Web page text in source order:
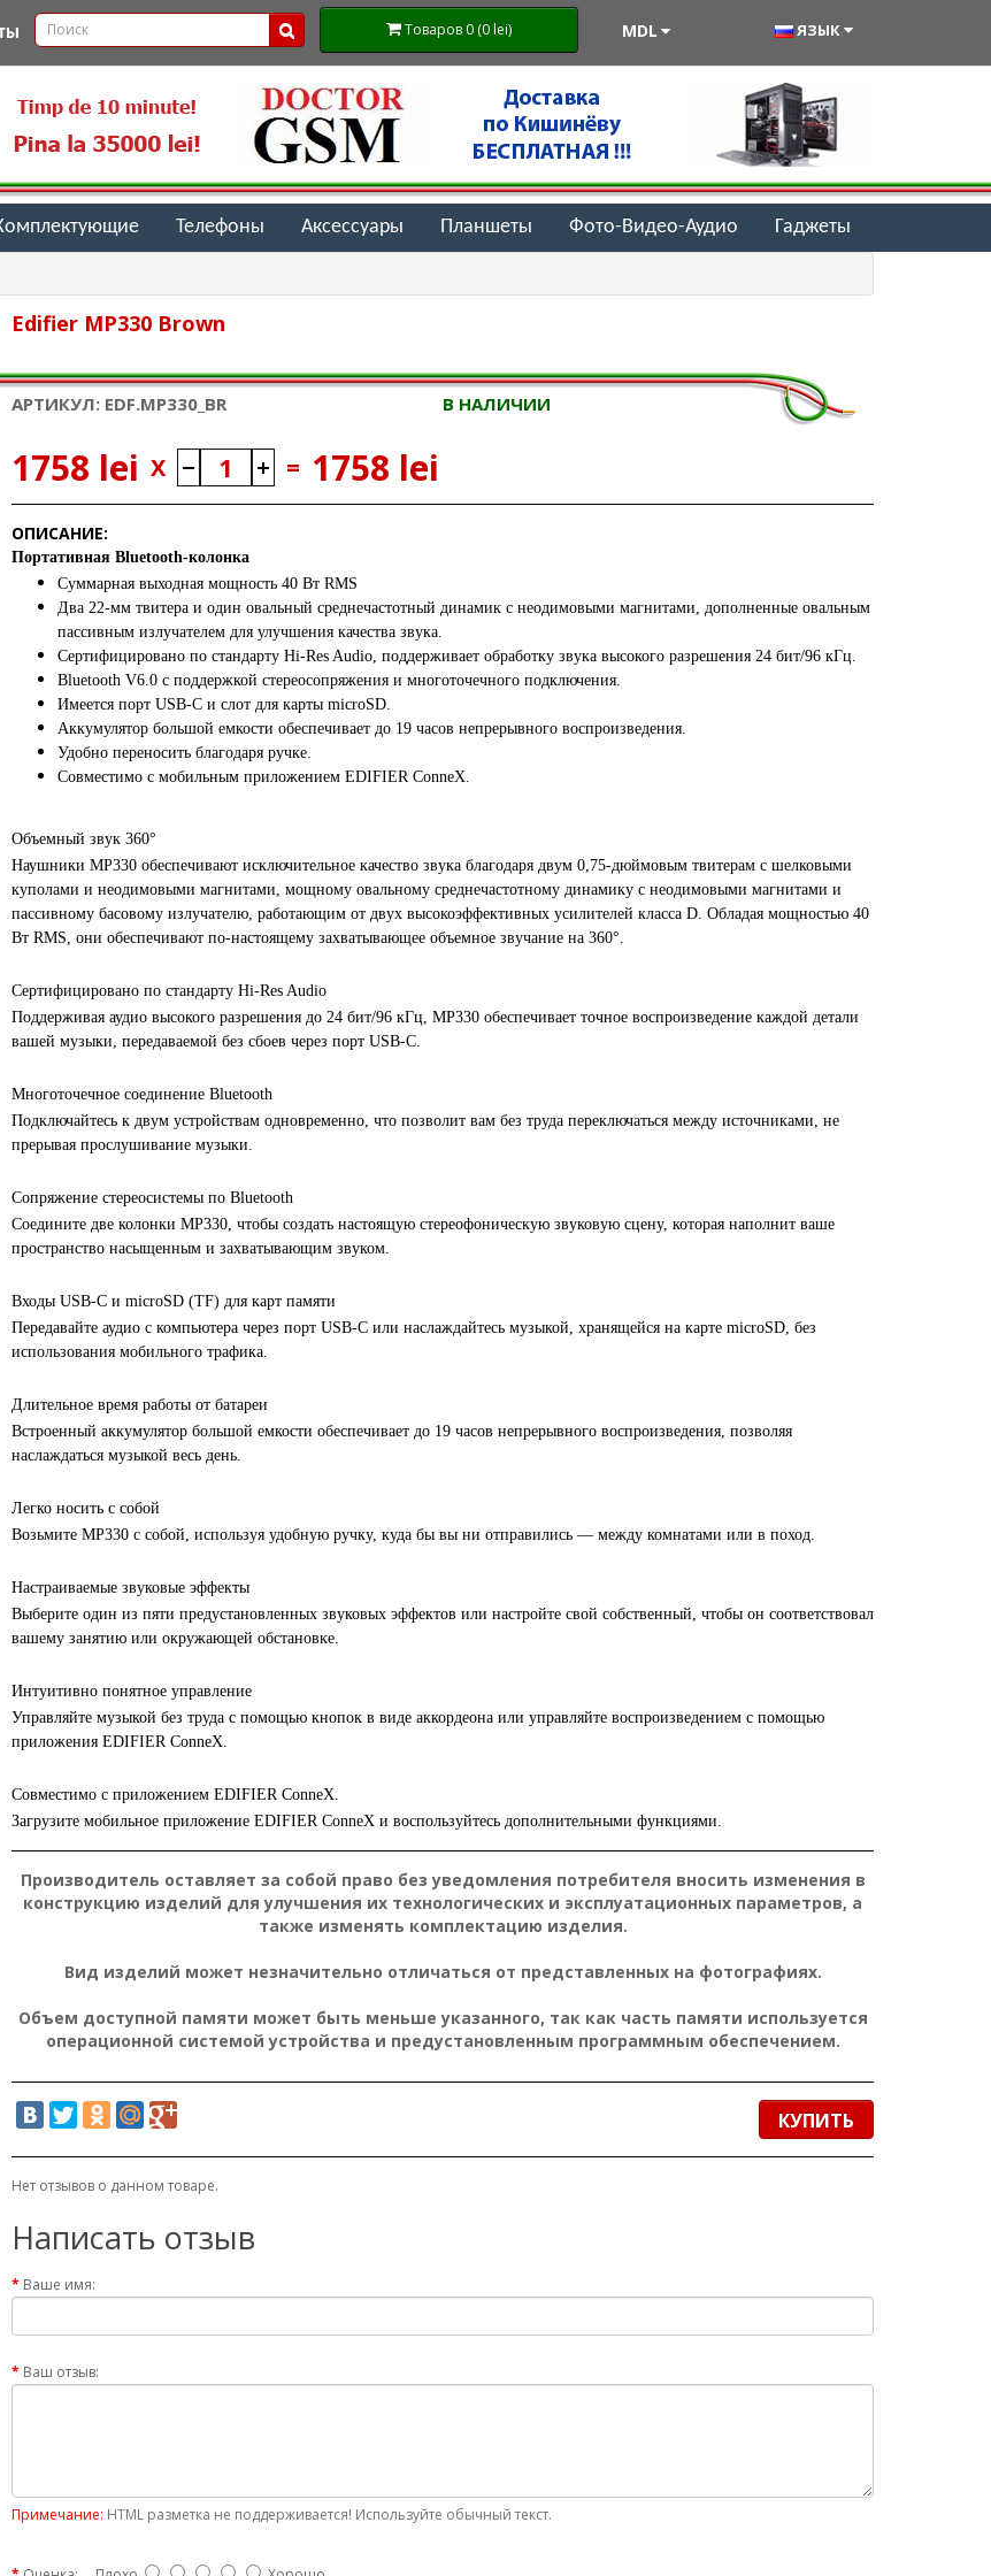
Товаров 0 (0 lei) MDL ЯЗЫК
Комплектующие Телефоны Аксессуары Планшеты Фото-Видео-Аудио Гаджеты
Edifier MP330 Brown
АРТИКУЛ: EDF.MP330_BR В НАЛИЧИИ
1758 lei X = 1758 lei
ОПИСАНИЕ:
Портативная Bluetooth-колонка
Суммарная выходная мощность 40 Вт RMS
Два 22-мм твитера и один овальный среднечастотный динамик с неодимовыми магнитами, дополненные овальным
пассивным излучателем для улучшения качества звука.
Сертифицировано по стандарту Hi-Res Audio, поддерживает обработку звука высокого разрешения 24 бит/96 кГц.
Bluetooth V6.0 с поддержкой стереосопряжения и многоточечного подключения.
Имеется порт USB-C и слот для карты microSD.
Аккумулятор большой емкости обеспечивает до 19 часов непрерывного воспроизведения.
Удобно переносить благодаря ручке.
Совместимо с мобильным приложением EDIFIER ConneX.
Объемный звук 360°
Наушники MP330 обеспечивают исключительное качество звука благодаря двум 0,75-дюймовым твитерам с шелковыми
куполами и неодимовыми магнитами, мощному овальному среднечастотному динамику с неодимовыми магнитами и
пассивному басовому излучателю, работающим от двух высокоэффективных усилителей класса D. Обладая мощностью 40
Вт RMS, они обеспечивают по-настоящему захватывающее объемное звучание на 360°.
Сертифицировано по стандарту Hi-Res Audio
Поддерживая аудио высокого разрешения до 24 бит/96 кГц, MP330 обеспечивает точное воспроизведение каждой детали
вашей музыки, передаваемой без сбоев через порт USB-C.
Многоточечное соединение Bluetooth
Подключайтесь к двум устройствам одновременно, что позволит вам без труда переключаться между источниками, не
прерывая прослушивание музыки.
Сопряжение стереосистемы по Bluetooth
Соедините две колонки MP330, чтобы создать настоящую стереофоническую звуковую сцену, которая наполнит ваше
пространство насыщенным и захватывающим звуком.
Входы USB-C и microSD (TF) для карт памяти
Передавайте аудио с компьютера через порт USB-C или наслаждайтесь музыкой, хранящейся на карте microSD, без
использования мобильного трафика.
Длительное время работы от батареи
Встроенный аккумулятор большой емкости обеспечивает до 19 часов непрерывного воспроизведения, позволяя
наслаждаться музыкой весь день.
Легко носить с собой
Возьмите MP330 с собой, используя удобную ручку, куда бы вы ни отправились — между комнатами или в поход.
Настраиваемые звуковые эффекты
Выберите один из пяти предустановленных звуковых эффектов или настройте свой собственный, чтобы он соответствовал
вашему занятию или окружающей обстановке.
Интуитивно понятное управление
Управляйте музыкой без труда с помощью кнопок в виде аккордеона или управляйте воспроизведением с помощью
приложения EDIFIER ConneX.
Совместимо с приложением EDIFIER ConneX.
Загрузите мобильное приложение EDIFIER ConneX и воспользуйтесь дополнительными функциями.
Производитель оставляет за собой право без уведомления потребителя вносить изменения в
конструкцию изделий для улучшения их технологических и эксплуатационных параметров, а
также изменять комплектацию изделия.
Вид изделий может незначительно отличаться от представленных на фотографиях.
Объем доступной памяти может быть меньше указанного, так как часть памяти используется
операционной системой устройства и предустановленным программным обеспечением.
КУПИТЬ
Нет отзывов о данном товаре.
Написать отзыв
Ваше имя:
Ваш отзыв:
Примечание: HTML разметка не поддерживается! Используйте обычный текст.